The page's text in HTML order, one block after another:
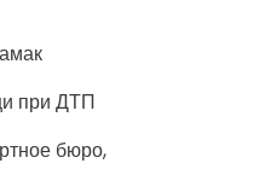
при ДТП
бюро,